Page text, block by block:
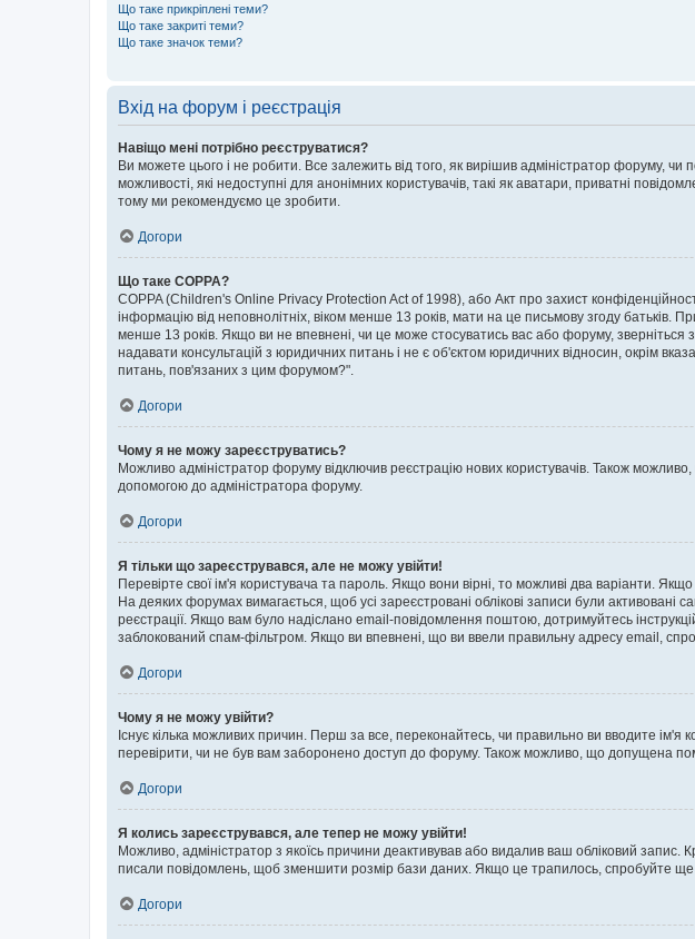
Що таке прикріплені теми?
Що таке закриті теми?
Що таке значок теми?
Вхід на форум і реєстрація
Навіщо мені потрібно реєструватися?
Ви можете цього і не робити. Все залежить від того, як вирішив адміністратор форуму,
можливості, які недоступні для анонімних користувачів, такі як аватари, приватні
тому ми рекомендуємо це зробити.
Догори
Що таке COPPA?
COPPA (Children's Online Privacy Protection Act of 1998), або Акт про захист
інформацію від неповнолітніх, віком менше 13 років, мати на це письмову згоду батьків.
менше 13 років. Якщо ви не впевнені, чи це може стосуватись вас або форуму,
надавати консультацій з юридичних питань і не є об'єктом юридичних відносин, окрім
питань, пов'язаних з цим форумом?".
Догори
Чому я не можу зареєструватись?
Можливо адміністратор форуму відключив реєстрацію нових користувачів. Також
допомогою до адміністратора форуму.
Догори
Я тільки що зареєструвався, але не можу увійти!
Перевірте свої ім'я користувача та пароль. Якщо вони вірні, то можливі два варіанти.
На деяких форумах вимагається, щоб усі зареєстровані облікові записи були
реєстрації. Якщо вам було надіслано email-повідомлення поштою, дотримуйтесь
заблокований спам-фільтром. Якщо ви впевнені, що ви ввели правильну адресу email,
Догори
Чому я не можу увійти?
Існує кілька можливих причин. Перш за все, переконайтесь, чи правильно ви вводите
перевірити, чи не був вам заборонено доступ до форуму. Також можливо, що допущена
Догори
Я колись зареєструвався, але тепер не можу увійти!
Можливо, адміністратор з якоїсь причини деактивував або видалив ваш обліковий запис.
писали повідомлень, щоб зменшити розмір бази даних. Якщо це трапилось, спробуйте ще
Догори